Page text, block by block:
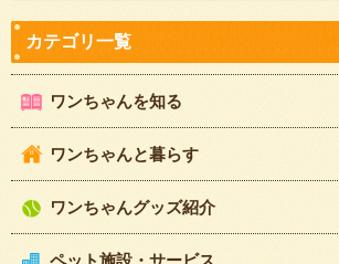
ワンちゃんを知る
ワンちゃんと暮らす
ワンちゃんグッズ紹介
ペット施設・サービス